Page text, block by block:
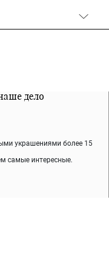
дело
украшениями более 15
самые интересные.
сплав), которое не
аллергию.
украшения, выбирайте те,
курьер.